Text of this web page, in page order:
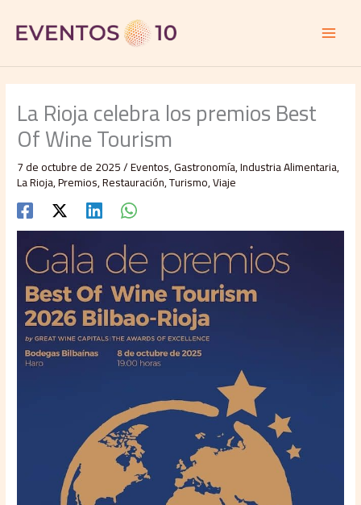
contenido
La Rioja celebra los premios Best
Of Wine Tourism
7 de octubre de 2025/Eventos,Gastronomía,Industria Alimentaria,
La Rioja,Premios,Restauración,Turismo,Viaje